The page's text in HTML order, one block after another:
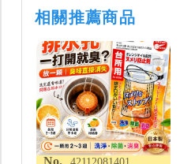
相關推薦商品
No.